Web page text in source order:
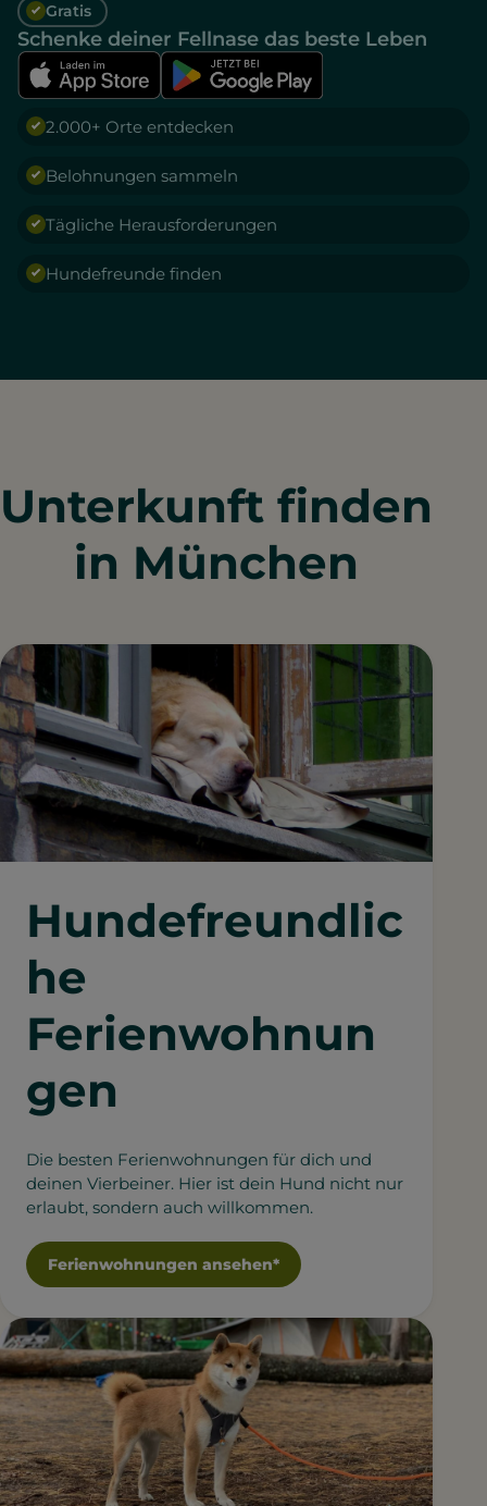
Gratis
Schenke deiner Fellnase das beste Leben
2.000+ Orte entdecken
Belohnungen sammeln
Tägliche Herausforderungen
Hundefreunde finden
Unterkunft finden
in München
Hundefreundlic
he
Ferienwohnun
gen
Die besten Ferienwohnungen für dich und
deinen Vierbeiner. Hier ist dein Hund nicht nur
erlaubt, sondern auch willkommen.
Ferienwohnungen ansehen*